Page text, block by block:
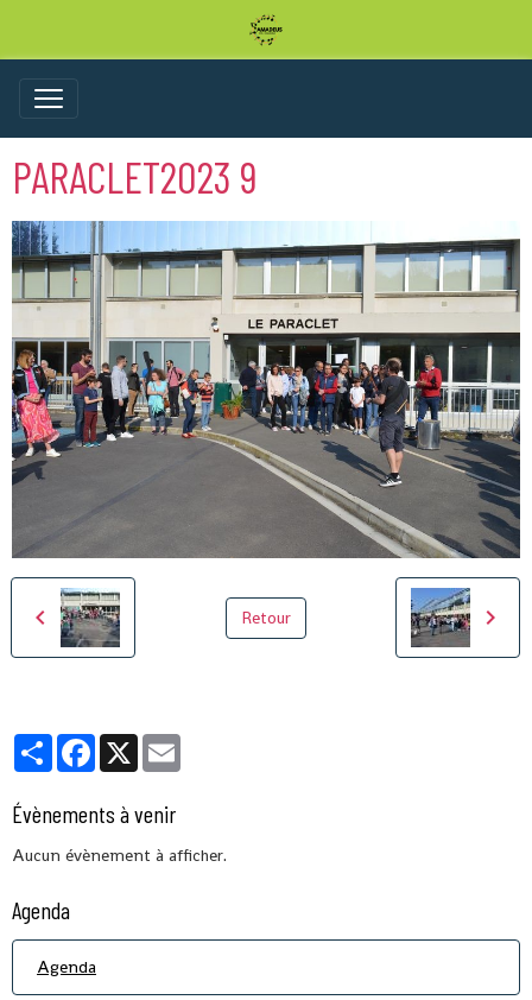
PARACLET2023 9
Retour
PartagerFacebook
X
Évènements à venir
Aucun évènement à afficher.
Agenda
Agenda